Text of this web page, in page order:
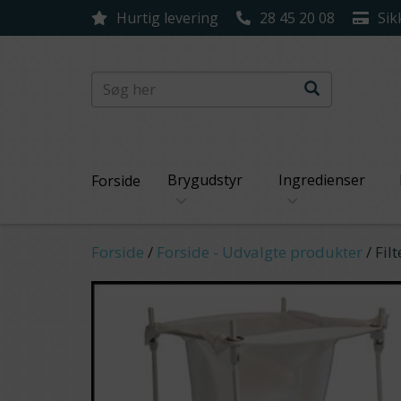
Hurtig levering 28 45 20 08
Forside Brygudstyr Ingredienser
Forside / Forside - Udvalgte produkter/